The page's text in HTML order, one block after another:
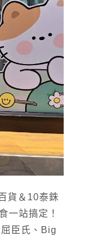
貨＆10泰銖
一站搞定！
臣氏、Big